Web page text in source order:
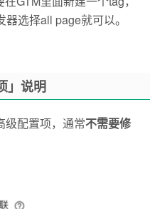
器选择all page就可以。
」说明
级配置项，通常不需要修